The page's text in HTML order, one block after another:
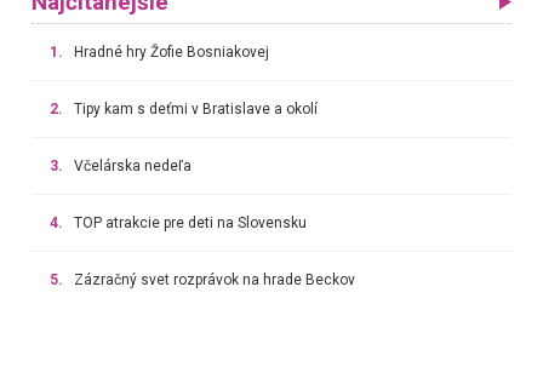
1. Hradné hry Žofie Bosniakovej
2. Tipy kam s deťmi v Bratislave a okolí
3. Včelárska nedeľa
4. TOP atrakcie pre deti na Slovensku
5. Zázračný svet rozprávok na hrade Beckov